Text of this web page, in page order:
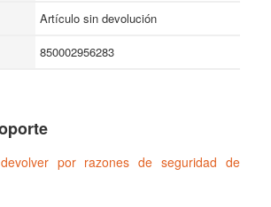
Artículo sin devolución
850002956283
por razones de seguridad de